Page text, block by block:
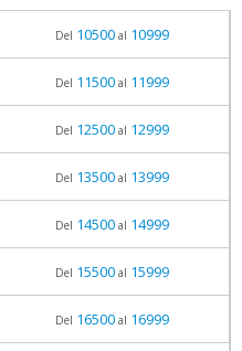
Del 10500al 10999
Del 11500al 11999
Del 12500al 12999
Del 13500al 13999
Del 14500al 14999
Del 15500al 15999
Del 16500al 16999